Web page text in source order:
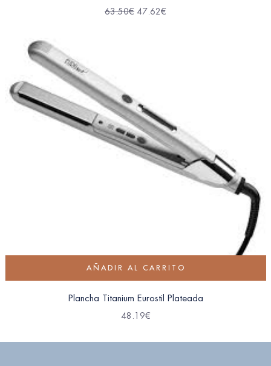
63.50€ 47.62€
AÑADIR AL CARRITO
Plancha Titanium Eurostil Plateada
48.19€